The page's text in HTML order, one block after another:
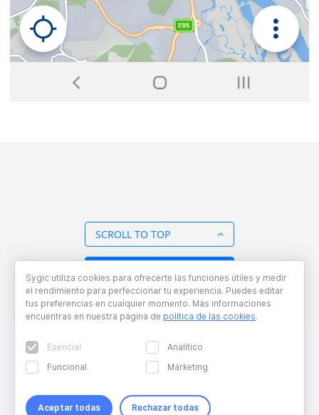
SCROLL TO TOP
Copyright © 2026 Sygic. All right reserved. Developed by
Sygic utiliza cookies para ofrecerte las funciones útiles y medir
el rendimiento para perfeccionar tu experiencia. Puedes editar
tus preferencias en cualquier momento. Más informaciones
encuentras en nuestra página de política de las cookies.
Esencial
Analítico
Funcional
Márketing
Aceptar todas Rechazar todas